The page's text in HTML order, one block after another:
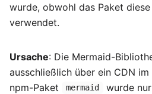
wurde, obwohl das Paket
verwendet.
Ursache: Die Mermaid-
ausschließlich über ein CDN
npm-Paket
mermaid
wurde